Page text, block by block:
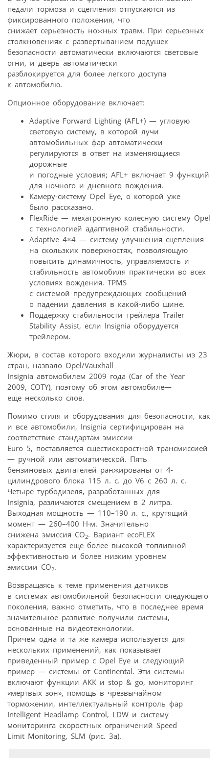
педали тормоза и сцепления отпускаются из
фиксированного положения, что
снижает серьезность ножных травм. При серьезных
столкновениях с развертыванием подушек
безопасности автоматически включаются световые
огни, и дверь автоматически
разблокируется для более легкого доступа
к автомобилю.
Опционное оборудование включает:
Adaptive Forward Lighting (AFL+) — угловую
световую систему, в которой лучи
автомобильных фар автоматически
регулируются в ответ на изменяющиеся
дорожные
и погодные условия; AFL+ включает 9 функций
для ночного и дневного вождения.
Камеру-систему Opel Eye, о которой уже
было рассказано.
FlexRide — мехатронную колесную систему Opel
с технологией адаптивной стабильности.
Adaptive 4×4 — систему улучшения сцепления
на скользких поверхностях, позволяющую
повысить динамичность, управляемость и
стабильность автомобиля практически во всех
условиях вождения. TPMS
с системой предупреждающих сообщений
о падении давления в какой-либо шине.
Поддержку стабильности трейлера Trailer
Stability Assist, если Insignia оборудуется
трейлером.
Жюри, в состав которого входили журналисты из 23
стран, назвало Opel/Vauxhall
Insignia автомобилем 2009 года (Car of the Year
2009, COTY), поэтому об этом автомобиле—
еще несколько слов.
Помимо стиля и оборудования для безопасности, как
и все автомобили, Insignia сертифицирован на
соответствие стандартам эмиссии
Euro 5, поставляется сшестискоростной трансмиссией
— ручной или автоматической. Пять
бензиновых двигателей ранжированы от 4-
цилиндрового блока 115 л. с. до V6 с 260 л. с.
Четыре турбодизеля, разработанных для
Insignia, различаются смещением в 2 литра.
Выходная мощность — 110–190 л. с., крутящий
момент — 260–400 Н·м. Значительно
снижена эмиссия CO2. Вариант ecoFLEX
характеризуется еще более высокой топливной
эффективностью и более низким уровнем
эмиссии CO2.
Возвращаясь к теме применения датчиков
в системах автомобильной безопасности следующего
поколения, важно отметить, что в последнее время
значительное развитие получили системы,
основанные на видеотехнологии.
Причем одна и та же камера используется для
нескольких применений, как показывает
приведенный пример с Opel Eye и следующий
пример — системы от Continental. Эти системы
включают функции АКК и stop & go, мониторинг
«мертвых зон», помощь в чрезвычайном
торможении, интеллектуальный контроль фар
Intelligent Headlamp Control, LDW и систему
мониторинга скоростных ограничений Speed
Limit Monitoring, SLM (рис. 3а).